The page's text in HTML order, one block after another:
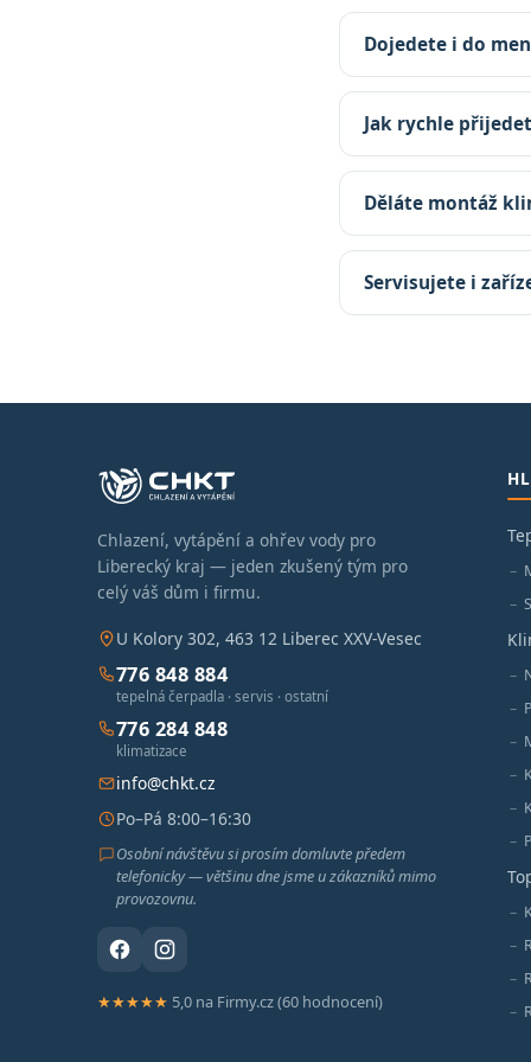
Dojedete i do
Jak rychle
Děláte montáž
Servisujete i
Chlazení, vytápění a ohřev vody pro
Liberecký kraj — jeden zkušený tým pro
celý váš dům i firmu.
U Kolory 302, 463 12 Liberec XXV-Vesec
776 848 884
tepelná čerpadla · servis · ostatní
776 284 848
klimatizace
info@chkt.cz
Po–Pá 8:00–16:30
Osobní návštěvu si prosím domluvte předem
telefonicky — většinu dne jsme u zákazníků mimo
provozovnu.
★★★★★ 5,0 na Firmy.cz (60 hodnocení)